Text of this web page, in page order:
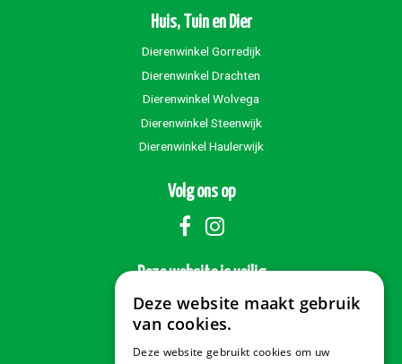
Huis, Tuin en Dier
Dierenwinkel Gorredijk
Dierenwinkel Drachten
Dierenwinkel Wolvega
Dierenwinkel Steenwijk
Dierenwinkel Haulerwijk
Volg ons op
Deze website is veilig
Deze website maakt gebruik
van cookies.
Deze website gebruikt cookies om uw